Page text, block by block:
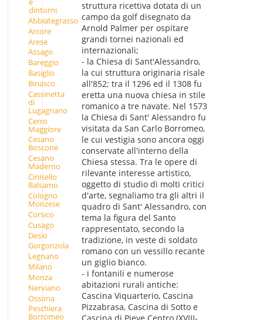
dintorni
Abbiategrasso
Arcore
Arese
Assago
Bareggio
Basiglio
Binasco
Cassinetta
di
Lugagnano
Cerro
Maggiore
Cesano
Boscone
Cesano
Maderno
Cinisello
Balsamo
Cologno
Monzese
Corsico
Cusago
Desio
Gorgonzola
Legnano
Milano
Monza
Nerviano
Ossona
Peschiera
Borromeo
struttura ricettiva dotata di un
campo da golf disegnato da
Arnold Palmer per ospitare
grandi tornei nazionali ed
internazionali;
- la Chiesa di Sant'Alessandro,
la cui struttura originaria risale
all'852; tra il 1296 ed il 1308 fu
eretta una nuova chiesa in stile
romanico a tre navate. Nel 1573
la Chiesa di Sant' Alessandro fu
visitata da San Carlo Borromeo,
le cui vestigia sono ancora oggi
conservate all'interno della
Chiesa stessa. Tra le opere di
rilevante interesse artistico,
oggetto di studio di molti critici
d'arte, segnaliamo tra gli altri il
quadro di Sant' Alessandro, con
tema la figura del Santo
rappresentato, secondo la
tradizione, in veste di soldato
romano con un vessillo recante
un giglio bianco.
- i fontanili e numerose
abitazioni rurali antiche:
Cascina Viquarterio, Cascina
Pizzabrasa, Cascina di Sotto e